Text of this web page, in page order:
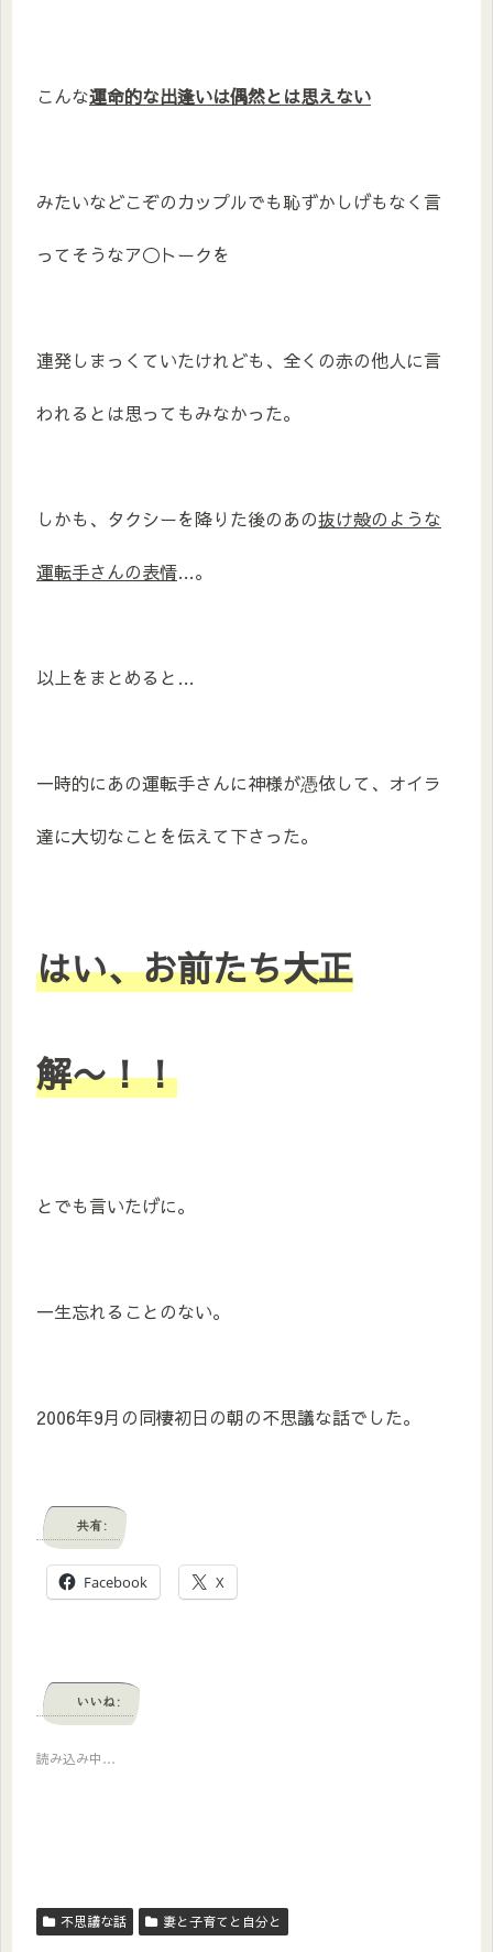
こんな運命的な出逢いは偶然とは思えない
みたいなどこぞのカップルでも恥ずかしげもなく言
ってそうなア◯トークを
連発しまっくていたけれども、全くの赤の他人に言
われるとは思ってもみなかった。
しかも、タクシーを降りた後のあの抜け殻のような
運転手さんの表情…。
以上をまとめると…
一時的にあの運転手さんに神様が憑依して、オイラ
達に大切なことを伝えて下さった。
はい、お前たち大正
解〜！！
とでも言いたげに。
一生忘れることのない。
2006年9月の同棲初日の朝の不思議な話でした。
共有:
Facebook X
いいね:
読み込み中…
不思議な話 妻と子育てと自分と